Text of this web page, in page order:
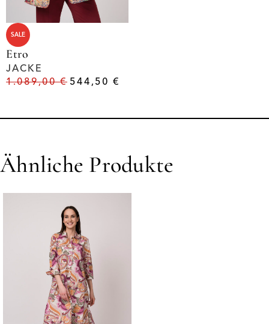
SALE
Etro
JACKE
1.089,00€ 544,50€
Ähnliche Produkte